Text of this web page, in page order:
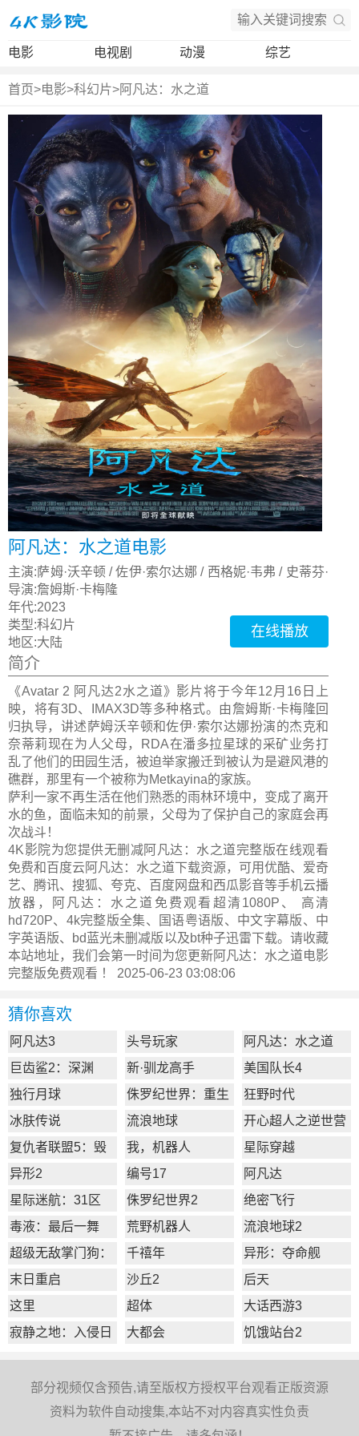
电影 电视剧 动漫 综艺
首页>电影>科幻片>阿凡达：水之道
阿凡达：水之道电影
主演:萨姆·沃辛顿 / 佐伊·索尔达娜 / 西格妮·韦弗 / 史蒂芬·
朗 / 凯特·温丝莱特
导演:詹姆斯·卡梅隆
年代:2023
类型:科幻片
地区:大陆
在线播放
简介
《Avatar 2 阿凡达2水之道》影片将于今年12月16日上
映，将有3D、IMAX3D等多种格式。由詹姆斯·卡梅隆回
归执导，讲述萨姆沃辛顿和佐伊·索尔达娜扮演的杰克和
奈蒂莉现在为人父母，RDA在潘多拉星球的采矿业务打
乱了他们的田园生活，被迫举家搬迁到被认为是避风港的
礁群，那里有一个被称为Metkayina的家族。
萨利一家不再生活在他们熟悉的雨林环境中，变成了离开
水的鱼，面临未知的前景，父母为了保护自己的家庭会再
次战斗！
4K影院为您提供无删减阿凡达：水之道完整版在线观看
免费和百度云阿凡达：水之道下载资源，可用优酷、爱奇
艺、腾讯、搜狐、夸克、百度网盘和西瓜影音等手机云播
放器，阿凡达：水之道免费观看超清1080P、 高清
hd720P、4k完整版全集、国语粤语版、中文字幕版、中
字英语版、bd蓝光未删减版以及bt种子迅雷下载。请收藏
本站地址，我们会第一时间为您更新阿凡达：水之道电影
完整版免费观看 ！ 2025-06-23 03:08:06
猜你喜欢
阿凡达3 头号玩家
阿凡达：水之道
巨齿鲨2：深渊
新·驯龙高手
美国队长4
独行月球
侏罗纪世界：重生
狂野时代
冰肤传说
流浪地球
开心超人之逆世营
救
复仇者联盟5：毁
灭之日
我，机器人
星际穿越
异形2
编号17
阿凡达
星际迷航：31区
侏罗纪世界2
绝密飞行
毒液：最后一舞
荒野机器人
流浪地球2
超级无敌掌门狗：
企鹅的复仇
千禧年
异形：夺命舰
末日重启
沙丘2
后天
这里
超体
大话西游3
寂静之地：入侵日
大都会 饥饿站台2
部分视频仅含预告,请至版权方授权平台观看正版资源
资料为软件自动搜集,本站不对内容真实性负责